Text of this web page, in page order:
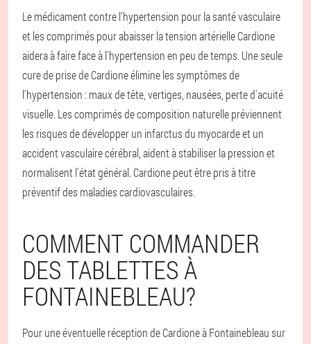
Le médicament contre l'hypertension pour la santé vasculaire
et les comprimés pour abaisser la tension artérielle Cardione
aidera à faire face à l'hypertension en peu de temps. Une seule
cure de prise de Cardione élimine les symptômes de
l'hypertension : maux de tête, vertiges, nausées, perte d'acuité
visuelle. Les comprimés de composition naturelle préviennent
les risques de développer un infarctus du myocarde et un
accident vasculaire cérébral, aident à stabiliser la pression et
normalisent l'état général. Cardione peut être pris à titre
préventif des maladies cardiovasculaires.
COMMENT COMMANDER
DES TABLETTES À
FONTAINEBLEAU?
Pour une éventuelle réception de Cardione à Fontainebleau sur